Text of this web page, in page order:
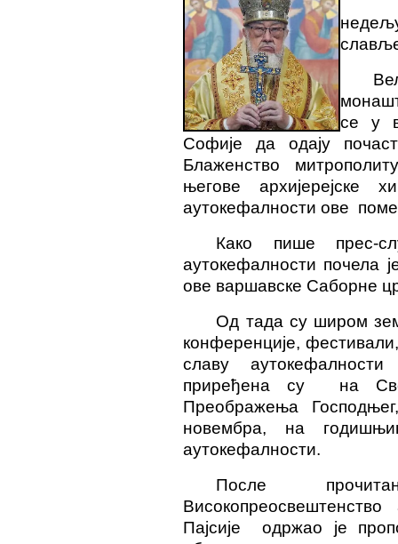
се у
Софије да одају
Блаженство
његове архијерејске
аутокефалности ове
Како пише прес-
аутокефалности почела
ове варшавске Саборне
Од тада су широм
конференције,
славу
приређена су на
Преображења
новембра, на
аутокефалности.
После
Високопреосвештенство
Пајсије одржао је